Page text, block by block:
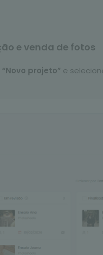
e venda de fotos
“Novo projeto” e